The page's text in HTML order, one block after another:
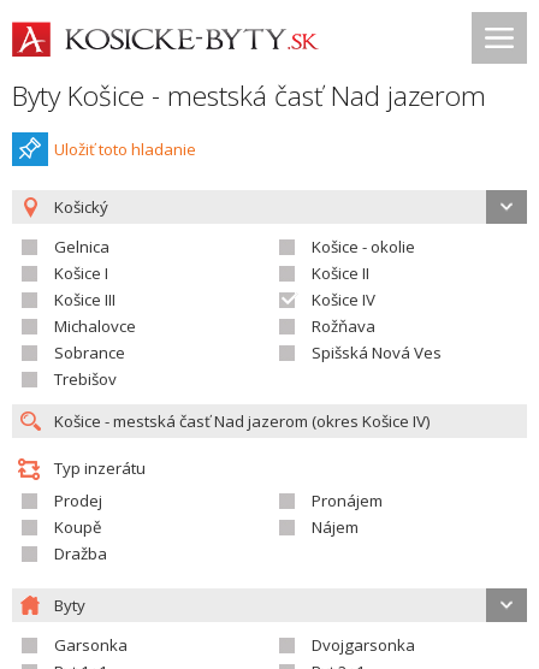
Byty Košice - mestská časť Nad jazerom
Uložiť toto hladanie
Košický
Gelnica
Košice - okolie
Košice I
Košice II
Košice III
Košice IV
Michalovce
Rožňava
Sobrance
Spišská Nová Ves
Trebišov
Typ inzerátu
Prodej
Pronájem
Koupě
Nájem
Dražba
Byty
Garsonka
Dvojgarsonka